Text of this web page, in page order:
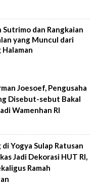
Sutrimo dan Rangkaian
yang Muncul dari
Halaman
Joesoef, Pengusaha
Disebut-sebut Bakal
Wamenhan RI
di Yogya Sulap Ratusan
Jadi Dekorasi HUT RI,
Ramah